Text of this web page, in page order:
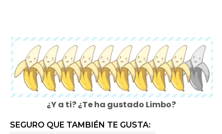
¿Y a ti? ¿Te ha gustado Limbo?
SEGURO QUE TAMBIÉN TE GUSTA: